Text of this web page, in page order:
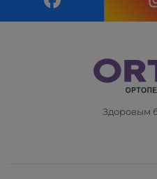
Здоровым